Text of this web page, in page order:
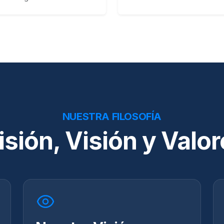
NUESTRA FILOSOFÍA
Visión y